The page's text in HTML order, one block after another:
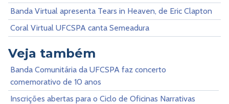
Banda Virtual apresenta Tears in Heaven, de Eric Clapton
Coral Virtual UFCSPA canta Semeadura
Veja também
Banda Comunitária da UFCSPA faz concerto
comemorativo de 10 anos
Inscrições abertas para o Ciclo de Oficinas Narrativas